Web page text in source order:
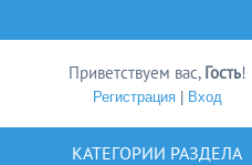
Приветствуем вас, Гость!
Регистрация| Вход
КАТЕГОРИИ РАЗДЕЛА